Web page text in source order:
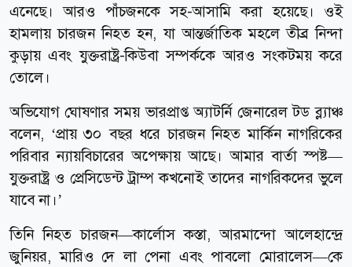
এনেছে। আরও পাঁচজনকে সহ-আসামি করা হয়েছে। ওই
হামলায় চারজন নিহত হন, যা আন্তর্জাতিক মহলে তীব্র নিন্দা
কুড়ায় এবং যুক্তরাষ্ট্র-কিউবা সম্পর্ককে আরও সংকটময় করে
তোলে।
অভিযোগ ঘোষণার সময় ভারপ্রাপ্ত অ্যাটর্নি জেনারেল টড ব্ল্যাঞ্চ
বলেন, ‘প্রায় ৩০ বছর ধরে চারজন নিহত মার্কিন নাগরিকের
পরিবার ন্যায়বিচারের অপেক্ষায় আছে। আমার বার্তা স্পষ্ট—
যুক্তরাষ্ট্র ও প্রেসিডেন্ট ট্রাম্প কখনোই তাদের নাগরিকদের ভুলে
যাবে না।’
তিনি নিহত চারজন—কার্লোস কস্তা, আরমান্দো আলেহান্দ্রে
জুনিয়র, মারিও দে লা পেনা এবং পাবলো মোরালেস—কে